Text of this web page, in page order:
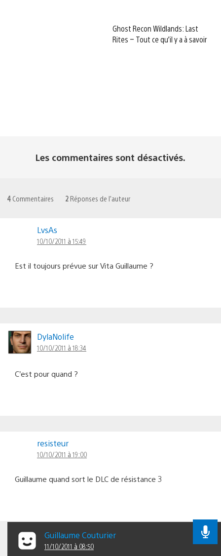
Ghost Recon Wildlands: Last
Rites – Tout ce qu’il y a à savoir
Les commentaires sont désactivés.
4 Commentaires 2 Réponses de l'auteur
LvsAs
10/10/2011 à 15:49
Est il toujours prévue sur Vita Guillaume ?
DylaNolife
10/10/2011 à 18:34
C’est pour quand ?
resisteur
10/10/2011 à 19:00
Guillaume quand sort le DLC de résistance 3
Guillaume Couturier
11/10/2011 à 08:50